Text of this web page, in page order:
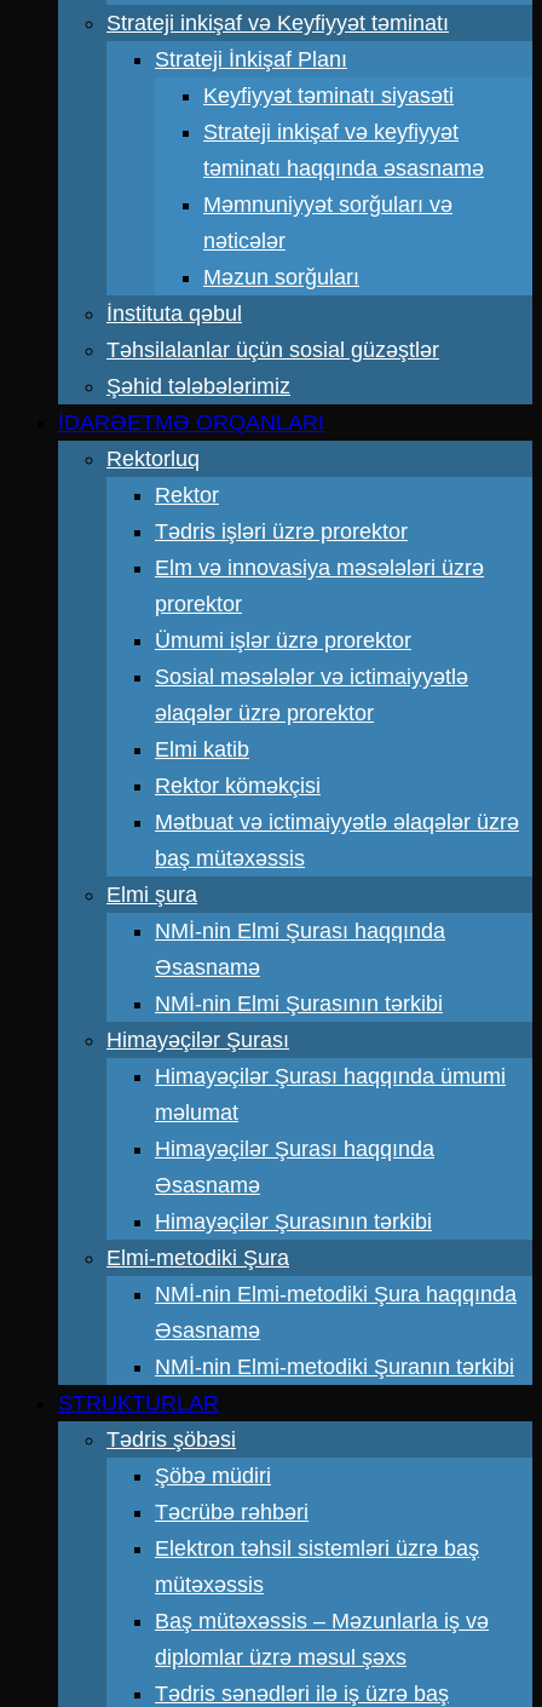
Strateji inkişaf və Keyfiyyət təminatı
Strateji İnkişaf Planı
Keyfiyyət təminatı siyasəti
Strateji inkişaf və keyfiyyət
təminatı haqqında əsasnamə
Məmnuniyyət sorğuları və
nəticələr
Məzun sorğuları
İnstituta qəbul
Təhsilalanlar üçün sosial güzəştlər
Şəhid tələbələrimiz
İDARƏETMƏ ORQANLARI
Rektorluq
Rektor
Tədris işləri üzrə prorektor
Elm və innovasiya məsələləri üzrə
prorektor
Ümumi işlər üzrə prorektor
Sosial məsələlər və ictimaiyyətlə
əlaqələr üzrə prorektor
Elmi katib
Rektor köməkçisi
Mətbuat və ictimaiyyətlə əlaqələr üzrə
baş mütəxəssis
Elmi şura
NMİ-nin Elmi Şurası haqqında
Əsasnamə
NMİ-nin Elmi Şurasının tərkibi
Himayəçilər Şurası
Himayəçilər Şurası haqqında ümumi
məlumat
Himayəçilər Şurası haqqında
Əsasnamə
Himayəçilər Şurasının tərkibi
Elmi-metodiki Şura
NMİ-nin Elmi-metodiki Şura haqqında
Əsasnamə
NMİ-nin Elmi-metodiki Şuranın tərkibi
STRUKTURLAR
Tədris şöbəsi
Şöbə müdiri
Təcrübə rəhbəri
Elektron təhsil sistemləri üzrə baş
mütəxəssis
Baş mütəxəssis – Məzunlarla iş və
diplomlar üzrə məsul şəxs
Tədris sənədləri ilə iş üzrə baş